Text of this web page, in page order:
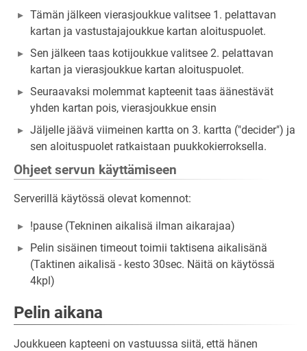
Tämän jälkeen vierasjoukkue valitsee 1. pelattavan
kartan ja vastustajajoukkue kartan aloituspuolet.
Sen jälkeen taas kotijoukkue valitsee 2. pelattavan
kartan ja vierasjoukkue kartan aloituspuolet.
Seuraavaksi molemmat kapteenit taas äänestävät
yhden kartan pois, vierasjoukkue ensin
Jäljelle jäävä viimeinen kartta on 3. kartta ("decider") ja
sen aloituspuolet ratkaistaan puukkokierroksella.
Ohjeet servun käyttämiseen
Serverillä käytössä olevat komennot:
!pause (Tekninen aikalisä ilman aikarajaa)
Pelin sisäinen timeout toimii taktisena aikalisänä
(Taktinen aikalisä - kesto 30sec. Näitä on käytössä
4kpl)
Pelin aikana
Joukkueen kapteeni on vastuussa siitä, että hänen